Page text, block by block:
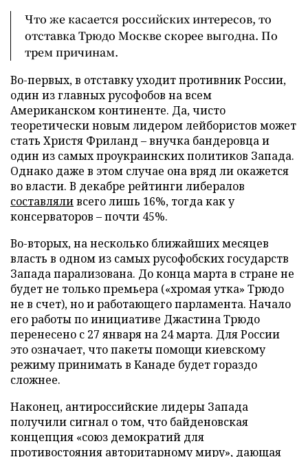
Что же касается российских интересов, то
отставка Трюдо Москве скорее выгодна. По
трем причинам.
Во-первых, в отставку уходит противник России,
один из главных русофобов на всем
Американском континенте. Да, чисто
теоретически новым лидером лейбористов может
стать Христя Фриланд – внучка бандеровца и
один из самых проукраинских политиков Запада.
Однако даже в этом случае она вряд ли окажется
во власти. В декабре рейтинги либералов
составляливсего лишь 16%, тогда как у
консерваторов – почти 45%.
Во-вторых, на несколько ближайших месяцев
власть в одном из самых русофобских государств
Запада парализована. До конца марта в стране не
будет не только премьера («хромая утка» Трюдо
не в счет), но и работающего парламента. Начало
его работы по инициативе Джастина Трюдо
перенесено с 27 января на 24 марта. Для России
это означает, что пакеты помощи киевскому
режиму принимать в Канаде будет гораздо
сложнее.
Наконец, антироссийские лидеры Запада
получили сигнал о том, что байденовская
концепция «союз демократий для
противостояния авторитарному миру», дающая